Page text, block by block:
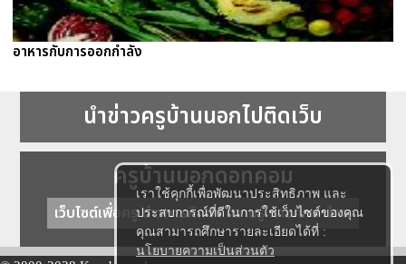
เราใช้คุกกี้เพื่อพัฒนาประสิทธิภาพ และ
ประสบการณ์ที่ดีในการใช้เว็บไซต์ของคุณ
คุณสามารถศึกษารายละเอียดได้ที่ :
นโยบายความเป็นส่วนตัว
อาหารกับการออกกำลัง
นำข่าวครูบ้านนอกไปติดเว็บ
ครูบ้านนอกดอทคอม
เว็บไซต์เพื่อครู ข่าวการศึกษา ความรู้ การศึกษาไทย